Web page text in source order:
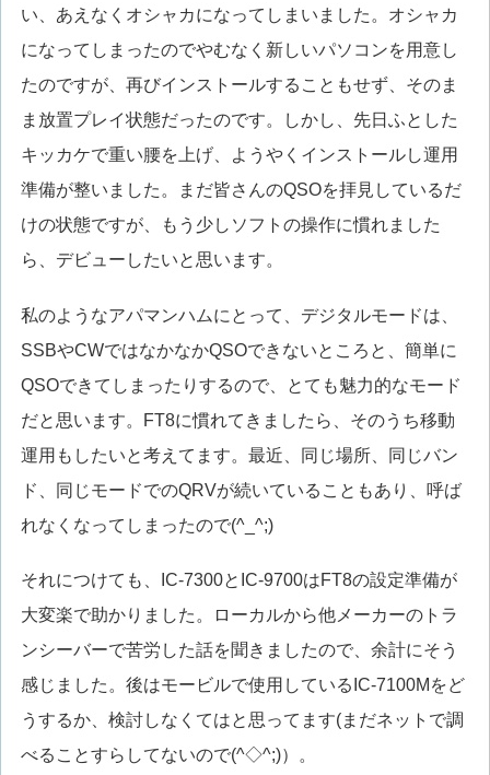
い、あえなくオシャカになってしまいました。オシャカ
になってしまったのでやむなく新しいパソコンを用意し
たのですが、再びインストールすることもせず、そのま
ま放置プレイ状態だったのです。しかし、先日ふとした
キッカケで重い腰を上げ、ようやくインストールし運用
準備が整いました。まだ皆さんのQSOを拝見しているだ
けの状態ですが、もう少しソフトの操作に慣れました
ら、デビューしたいと思います。
私のようなアパマンハムにとって、デジタルモードは、
SSBやCWではなかなかQSOできないところと、簡単に
QSOできてしまったりするので、とても魅力的なモード
だと思います。FT8に慣れてきましたら、そのうち移動
運用もしたいと考えてます。最近、同じ場所、同じバン
ド、同じモードでのQRVが続いていることもあり、呼ば
れなくなってしまったので(^_^;)
それにつけても、IC-7300とIC-9700はFT8の設定準備が
大変楽で助かりました。ローカルから他メーカーのトラ
ンシーバーで苦労した話を聞きましたので、余計にそう
感じました。後はモービルで使用しているIC-7100Mをど
うするか、検討しなくてはと思ってます(まだネットで調
べることすらしてないので(^◇^;)）。